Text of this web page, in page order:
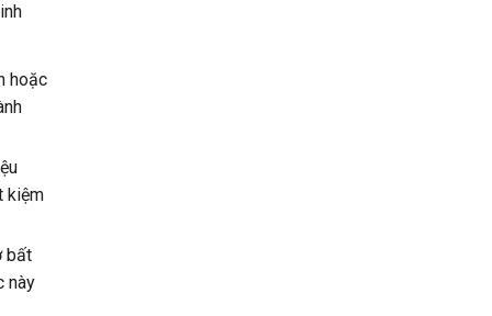
hoặc
kiệm
bất
này